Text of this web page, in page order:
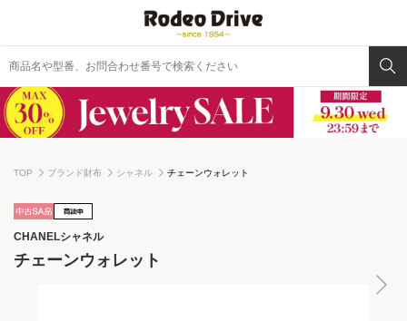
TOP ブランド財布 シャネル チェーンウォレット
CHANELシャネル
チェーンウォレット